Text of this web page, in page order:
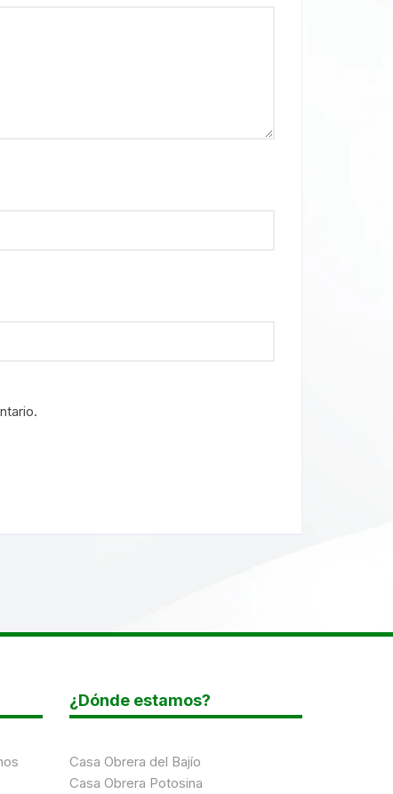
¿Dónde estamos?
Casa Obrera del Bajío
Casa Obrera Potosina